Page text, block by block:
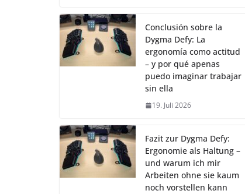
Conclusión sobre la
Dygma Defy: La
ergonomía como actitud
– y por qué apenas
puedo imaginar trabajar
sin ella
19. Juli 2026
Fazit zur Dygma Defy:
Ergonomie als Haltung –
und warum ich mir
Arbeiten ohne sie kaum
noch vorstellen kann